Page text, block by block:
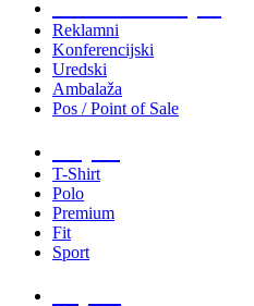
Reklamni
Konferencijski
Uredski
Ambalaža
Pos / Point of Sale
T-Shirt
Polo
Premium
Fit
Sport